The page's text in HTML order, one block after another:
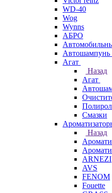
WD-40
Wog
Wynns
АБРО
Автошампунь
Агат
Назад
Агат
Смазки
Назад
ARNEZI
AVS
FENOM
Fouette